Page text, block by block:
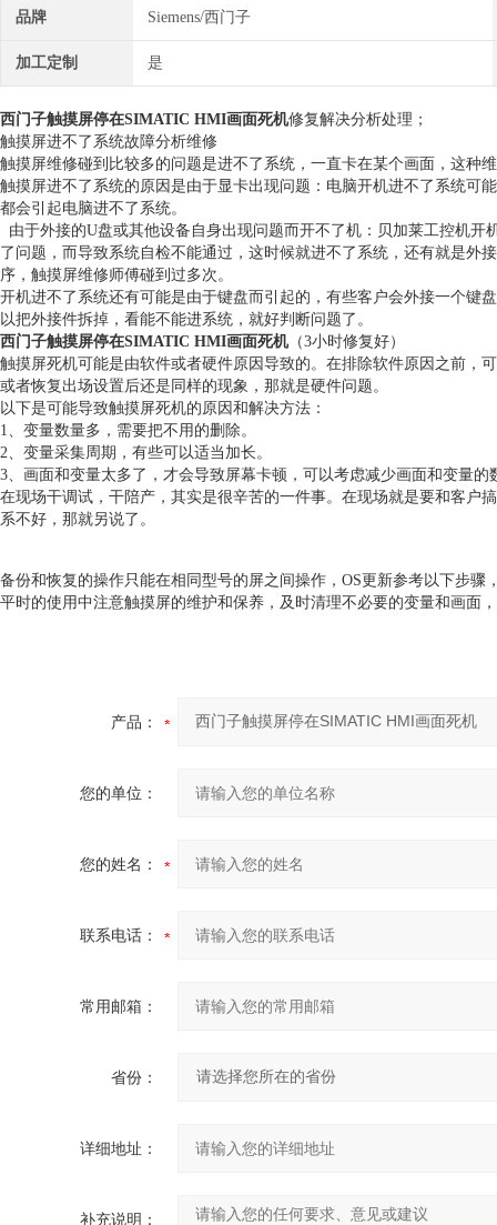
品牌 Siemens/西门子
加工定制 是
西门子触摸屏停在SIMATIC HMI画面死机修复解决分析处理；
触摸屏进不了系统故障分析维修
触摸屏维修碰到比较多的问题是进不了系统，一直卡在某个画面，这种
触摸屏进不了系统的原因是由于显卡出现问题：电脑开机进不了系统可
都会引起电脑进不了系统。
由于外接的U盘或其他设备自身出现问题而开不了机：贝加莱工控机
了问题，而导致系统自检不能通过，这时候就进不了系统，还有就是外
序，触摸屏维修师傅碰到过多次。
开机进不了系统还有可能是由于键盘而引起的，有些客户会外接一个键
以把外接件拆掉，看能不能进系统，就好判断问题了。
西门子触摸屏停在SIMATIC HMI画面死机（3小时修复好）
触摸屏死机可能是由软件或者硬件原因导致的。在排除软件原因之前，
或者恢复出场设置后还是同样的现象，那就是硬件问题。
以下是可能导致触摸屏死机的原因和解决方法：
1、变量数量多，需要把不用的删除。
2、变量采集周期，有些可以适当加长。
3、画面和变量太多了，才会导致屏幕卡顿，可以考虑减少画面和变量的
在现场干调试，干陪产，其实是很辛苦的一件事。在现场就是要和客户
系不好，那就另说了。
备份和恢复的操作只能在相同型号的屏之间操作，OS更新参考以下步
平时的使用中注意触摸屏的维护和保养，及时清理不必要的变量和画面
产品：
您的单位：
您的姓名：
联系电话：
常用邮箱：
省份：
详细地址：
补充说明：